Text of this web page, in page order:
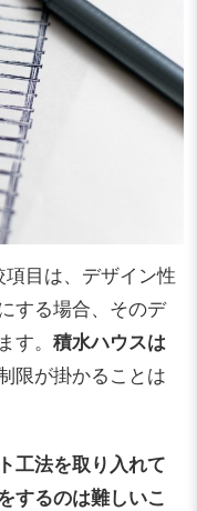
目は、デザイン性
する場合、そのデ
。 積水ハウスは
限が掛かることは
工法を取り入れて
するのは難しいこ